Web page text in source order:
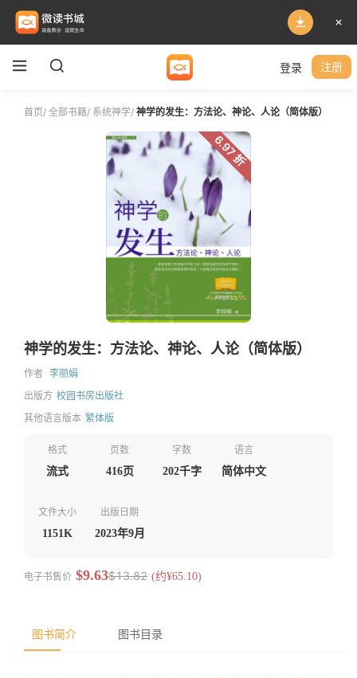
登录 注册
首页/ 全部书籍/ 系统神学/ 神学的发生：方法论、神论、人论（简体版）
6.97 折
神学的发生：方法论、神论、人论（简体版）
作者 李丽娟
出版方 校园书房出版社
其他语言版本 繁体版
格式
流式
页数
416页
字数
202千字
语言
简体中文
文件大小
1151K
出版日期
2023年9月
电子书售价 $9.63$13.82 (约¥65.10)
图书简介 图书目录